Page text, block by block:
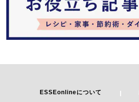
ESSEonlineについて